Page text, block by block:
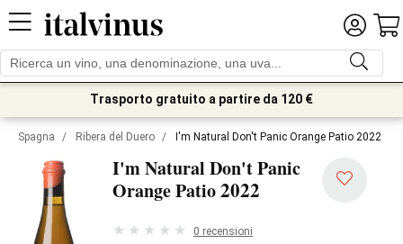
Trasporto gratuito a partire da 120 €
Spagna / Ribera del Duero / I'm Natural Don't Panic Orange Patio 2022
I'm Natural Don't Panic
Orange Patio2022
0 recensioni